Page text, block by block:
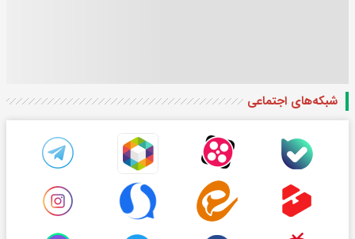
شبکه‌های اجتماعی